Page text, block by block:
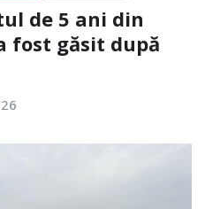
de 5 ani din
fost găsit după